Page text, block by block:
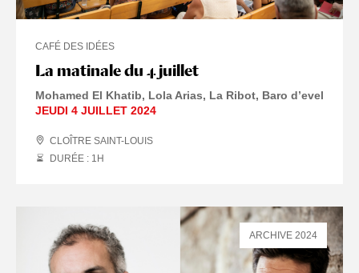
La matinale du 4 juillet
CAFÉ DES IDÉES
Mohamed El Khatib, Lola Arias, La Ribot, Baro d’evel
JEUDI 4 JUILLET 2024
CLOÎTRE SAINT-LOUIS
DURÉE : 1 H
ARCHIVE 2024